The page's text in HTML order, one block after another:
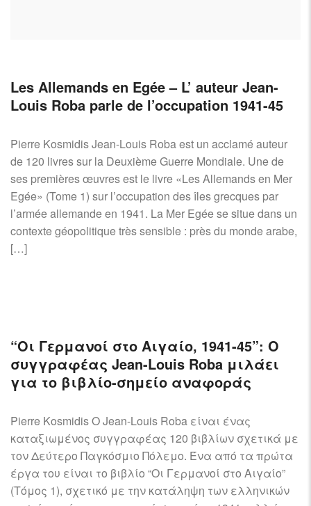
ARCHAEOLOGY,
INTERVIEWS
FIRST-
HAND
ACCOUNTS
–
ENJOY!
Les Allemands en Egée – L’ auteur Jean-
Louis Roba parle de l’occupation 1941-45
Pierre Kosmidis Jean-Louis Roba est un acclamé auteur
de 120 livres sur la Deuxième Guerre Mondiale. Une de
ses premières œuvres est le livre «Les Allemands en Mer
Egée» (Tome 1) sur l’occupation des îles grecques par
l’armée allemande en 1941. La Mer Egée se situe dans un
contexte géopolitique très sensible : près du monde arabe,
[…]
“Οι Γερμανοί στο Αιγαίο, 1941-45”: Ο
συγγραφέας Jean-Louis Roba μιλάει
για το βιβλίο-σημείο αναφοράς
Pierre Kosmidis Ο Jean-Louis Roba είναι ένας
καταξιωμένος συγγραφέας 120 βιβλίων σχετικά με
τον Δεύτερο Παγκόσμιο Πόλεμο. Ένα από τα πρώτα
έργα του είναι το βιβλίο “Οι Γερμανοί στο Αιγαίο”
(Τόμος 1), σχετικό με την κατάληψη των ελληνικών